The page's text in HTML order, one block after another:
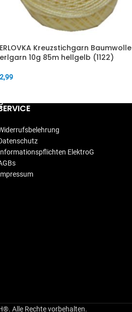
Kreuzstichgarn Baumwolle
10g 85m hellgelb (1122)
2,99
ElektroG
Alle Rechte vorbehalten.